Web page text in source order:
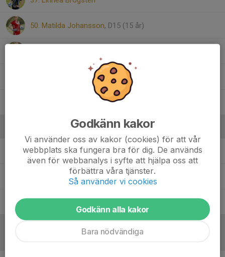
50. Matilda Johansson, D15 (15 år)
20. Saga Halldén Spångberg
Andreas ForsbergLedare
Andreas KiellarsonLedare
Godkänn kakor
Vi använder oss av kakor (cookies) för att vår
webbplats ska fungera bra för dig. De används
även för webbanalys i syfte att hjälpa oss att
förbättra våra tjänster.
Så använder vi cookies
Godkänn alla kakor
Bara nödvändiga